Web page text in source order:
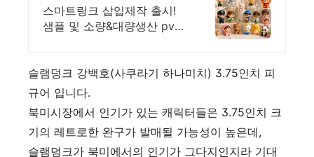
대량 빠른제작 및 빠른상
담 판촉
스마트링크 삽입제작 출시!
샘플 및 소량&대량생산 pvc
제작 전문 업체 친절하고빠
른 제작 빠른상담
슬램덩크 강백호(사쿠라기 하나미치) 3.75인치 피
규어 입니다.
북미시장에서 인기가 있는 캐릭터들은 3.75인치 크
기의 레트로한 완구가 발매될 가능성이 높은데,
슬램덩크가 북미에서의 인기가 그다지인지라 기대